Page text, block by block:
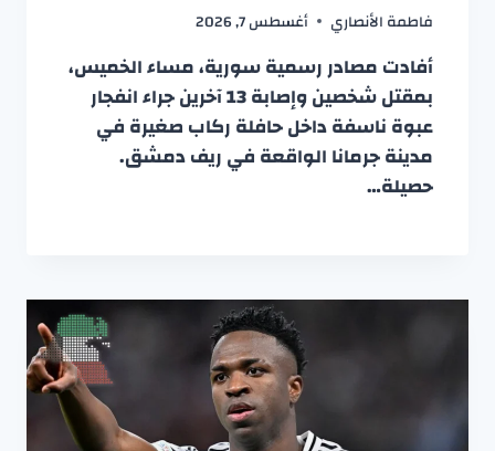
فاطمة الأنصاري أغسطس 7, 2026
أفادت مصادر رسمية سورية، مساء الخميس،
بمقتل شخصين وإصابة 13 آخرين جراء انفجار
عبوة ناسفة داخل حافلة ركاب صغيرة في
مدينة جرمانا الواقعة في ريف دمشق.
حصيلة…